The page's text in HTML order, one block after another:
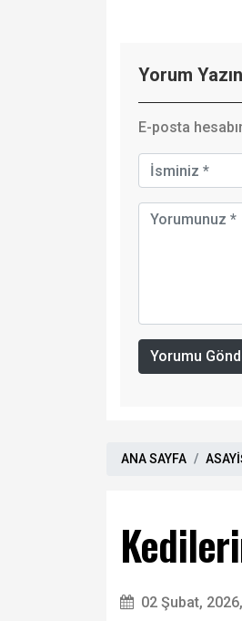
Yorum Yazın
E-posta
Yorumu
ANA SAYFA
02 Şubat,